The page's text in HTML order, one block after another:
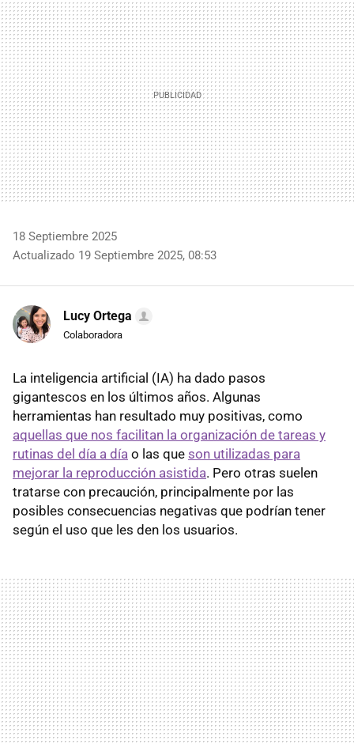
MAIL
18 Septiembre 2025
Actualizado 19 Septiembre 2025, 08:53
Lucy Ortega
Colaboradora
La inteligencia artificial (IA) ha dado pasos
gigantescos en los últimos años. Algunas
herramientas han resultado muy positivas, como
aquellas que nos facilitan la organización de tareas y
rutinas del día a día o las que son utilizadas para
mejorar la reproducción asistida. Pero otras suelen
tratarse con precaución, principalmente por las
posibles consecuencias negativas que podrían tener
según el uso que les den los usuarios.